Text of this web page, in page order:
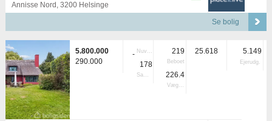
Annisse Nord, 3200 Helsinge
Se bolig
5.800.000
290.000
- Nuvær.
178
Samlet
219
Beboet
226.4
Vægtet
25.618 5.149
Ejerudg.